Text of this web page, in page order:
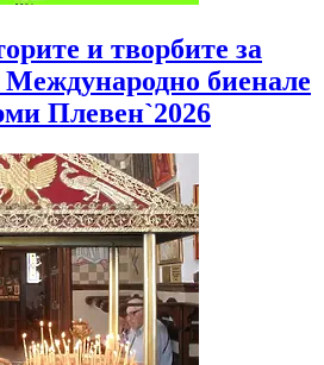
и творбите за
Международно биенале
Плевен`2026